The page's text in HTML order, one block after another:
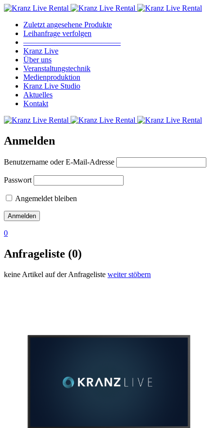
Zuletzt angesehene Produkte
Leihanfrage verfolgen
————————————–
Kranz Live
Über uns
Veranstaltungstechnik
Medienproduktion
Kranz Live Studio
Aktuelles
Kontakt
Anmelden
Benutzername oder E-Mail-Adresse
Passwort
Angemeldet bleiben
0
Anfrageliste (0)
keine Artikel auf der Anfrageliste weiter stöbern